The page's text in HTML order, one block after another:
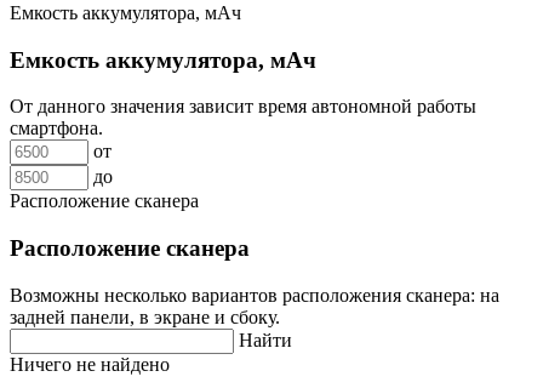
Емкость аккумулятора, мАч
Емкость аккумулятора, мАч
От данного значения зависит время автономной работы
смартфона.
от
до
Расположение сканера
Расположение сканера
Возможны несколько вариантов расположения сканера: на
задней панели, в экране и сбоку.
Найти
Ничего не найдено